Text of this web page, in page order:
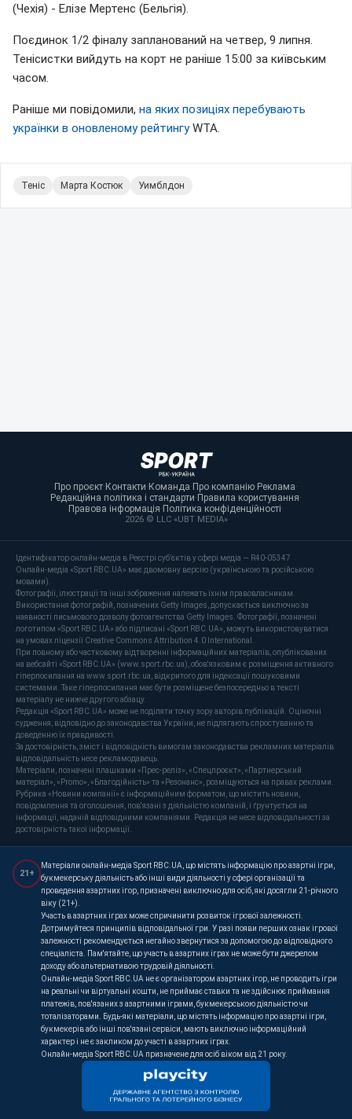
(Чехія) - Елізе Мертенс (Бельгія).
Поєдинок 1/2 фіналу запланований на четвер, 9 липня.
Тенісистки вийдуть на корт не раніше 15:00 за київським
часом.
Раніше ми повідомили, на яких позиціях перебувають
українки в оновленому рейтингуWTA.
Теніс Марта Костюк Уимблдон
Про проєкт·Контакти·Команда·Про компанію·Реклама·
Редакційна політика і стандарти·Правила користування·
Правова інформація·Політика конфіденційності·
2026 © LLC «UBT MEDIA»
Ідентифікатор онлайн-медіа в Реєстрі суб’єктів у сфері медіа — R40-05347
Онлайн-медіа «Sport RBC.UA» має двомовну версію (українською та російською
мовами).
Фотографії, ілюстрації та інші зображення належать їхнім правовласникам.
Використання фотографій, позначених Getty Images, допускається виключно за
наявності письмового дозволу фотоагентства Getty Images. Фотографії, позначені
логотипом «Sport RBC.UA» або підписані «Sport RBC.UA», можуть використовуватися
на умовах ліцензії Creative Commons Attribution 4.0 International.
При повному або частковому відтворенні інформаційних матеріалів, опублікованих
на вебсайті «Sport RBC.UA» (www.sport.rbc.ua), обов'язковим є розміщення активного
гіперпосилання на www.sport.rbc.ua, відкритого для індексації пошуковими
системами. Таке гіперпосилання має бути розміщене безпосередньо в тексті
матеріалу не нижче другого абзацу.
Редакція «Sport RBC.UA» може не поділяти точку зору авторів публікацій. Оціночні
судження, відповідно до законодавства України, не підлягають спростуванню та
доведенню їх правдивості.
За достовірність, зміст і відповідність вимогам законодавства рекламних матеріалів
відповідальність несе рекламодавець.
Матеріали, позначені плашками «Прес-реліз», «Спецпроєкт», «Партнерський
матеріал», «Promo», «Благодійність» та «Резонанс», розміщуються на правах реклами.
Рубрика «Новини компанії» є інформаційним форматом, що містить новини,
повідомлення та оголошення, пов'язані з діяльністю компаній, і ґрунтується на
інформації, наданій відповідними компаніями. Редакція не несе відповідальності за
достовірність такої інформації.
21+
Матеріали онлайн-медіа Sport RBC.UA, що містять інформацію про азартні ігри,
букмекерську діяльність або інші види діяльності у сфері організації та
проведення азартних ігор, призначені виключно для осіб, які досягли 21-річного
віку (21+).
Участь в азартних іграх може спричинити розвиток ігрової залежності.
Дотримуйтеся принципів відповідальної гри. У разі появи перших ознак ігрової
залежності рекомендується негайно звернутися за допомогою до відповідного
спеціаліста. Пам'ятайте, що участь в азартних іграх не може бути джерелом
доходу або альтернативою трудовій діяльності.
Онлайн-медіа Sport RBC.UA не є організатором азартних ігор, не проводить ігри
на реальні чи віртуальні кошти, не приймає ставки та не здійснює приймання
платежів, пов'язаних з азартними іграми, букмекерською діяльністю чи
тоталізаторами. Будь-які матеріали, що містять інформацію про азартні ігри,
букмекерів або інші пов'язані сервіси, мають виключно інформаційний
характер і не є закликом до участі в азартних іграх.
Онлайн-медіа Sport RBC.UA призначене для осіб віком від 21 року.